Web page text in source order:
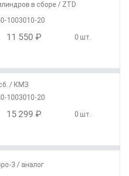
в сборе / ZTD
1003010-20
11 550 ₽ 0 шт.
/ КМЗ
1003010-20
15 299 ₽ 0 шт.
3 / аналог